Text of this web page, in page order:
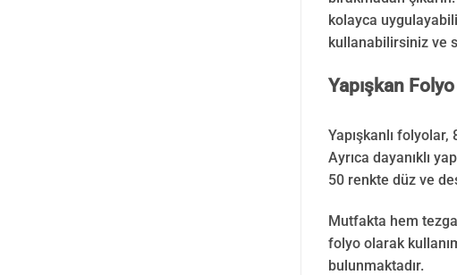
kolayca
kullanabilirsiniz ve
Yapışkan
Yapışkanlı folyolar,
Ayrıca dayanıklı
50 renkte düz ve
Mutfakta hem
folyo olarak
bulunmaktadır.